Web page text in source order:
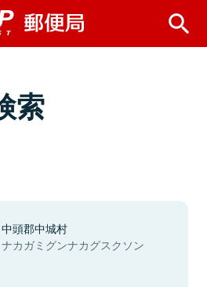
索
中頭郡中城村
ナカガミグンナカグスクソン